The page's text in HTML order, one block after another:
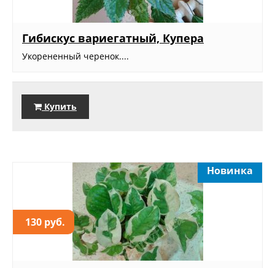
Гибискус вариегатный, Купера
Укорененный черенок....
Купить
130 руб.
Новинка